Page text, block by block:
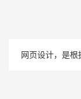
案例展示六